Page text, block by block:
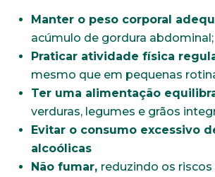
Manter o peso corporal
acúmulo de gordura abdominal;
Praticar atividade física
mesmo que em pequenas
Ter uma alimentação
verduras, legumes e grãos
Evitar o consumo excessivo
alcoólicas
Não fumar, reduzindo os
Endereço